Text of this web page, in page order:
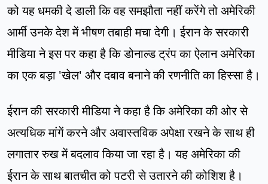
को यह धमकी दे डाली कि वह समझौता नहीं करेंगे तो अमेरिकी
आर्मी उनके देश में भीषण तबाही मचा देगी। ईरान के सरकारी
मीडिया ने इस पर कहा है कि डोनाल्ड ट्रंप का ऐलान अमेरिका
का एक बड़ा 'खेल' और दबाव बनाने की रणनीति का हिस्सा है।
ईरान की सरकारी मीडिया ने कहा है कि अमेरिका की ओर से
अत्यधिक मांगें करने और अवास्तविक अपेक्षा रखने के साथ ही
लगातार रुख में बदलाव किया जा रहा है। यह अमेरिका की
ईरान के साथ बातचीत को पटरी से उतारने की कोशिश है।